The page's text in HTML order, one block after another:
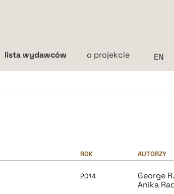
lista wydawców o projekcie
ROK AUTORZY
2014
George
Anika